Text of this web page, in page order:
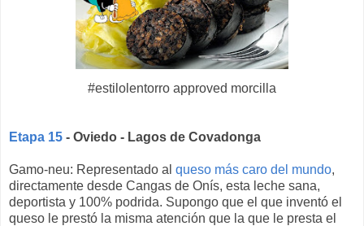
#estilolentorro approved morcilla
Etapa 15 - Oviedo - Lagos de Covadonga
Gamo-neu: Representado al queso más caro del mundo,
directamente desde Cangas de Onís, esta leche sana,
deportista y 100% podrida. Supongo que el que inventó el
queso le prestó la misma atención que la que le presta el